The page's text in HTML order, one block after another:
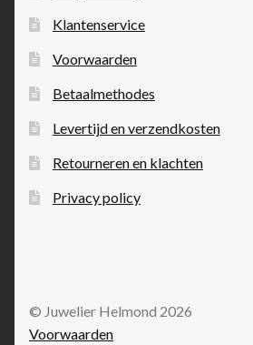
Klantenservice
Voorwaarden
Betaalmethodes
Levertijd en verzendkosten
Retourneren en klachten
Privacy policy
© Juwelier Helmond 2026
Voorwaarden